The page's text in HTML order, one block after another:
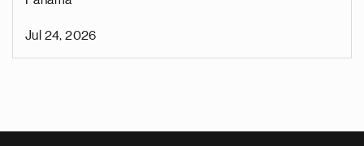
Jul 24, 2026